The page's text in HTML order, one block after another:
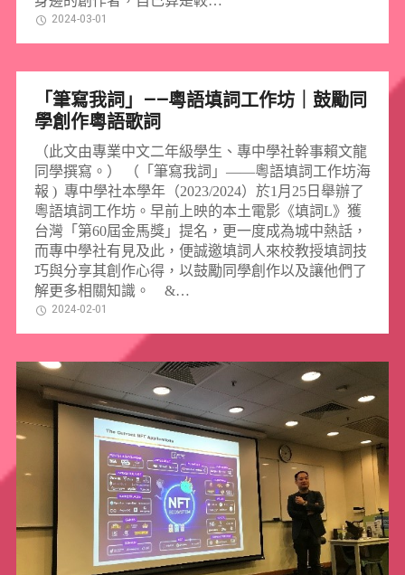
2024-03-01
「筆寫我詞」——粵語填詞工作坊｜鼓勵同
學創作粵語歌詞
（此文由專業中文二年級學生、專中學社幹事賴文龍
同學撰寫。） （「筆寫我詞」——粵語填詞工作坊海
報 ) 專中學社本學年（2023/2024）於1月25日舉辦了
粵語填詞工作坊。早前上映的本土電影《填詞L》獲
台灣「第60屆金馬獎」提名，更一度成為城中熱話，
而專中學社有見及此，便誠邀填詞人來校教授填詞技
巧與分享其創作心得，以鼓勵同學創作以及讓他們了
解更多相關知識。 &…
2024-02-01